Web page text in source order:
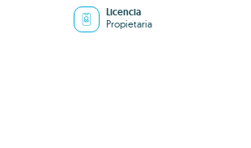
Licencia
Propietaria